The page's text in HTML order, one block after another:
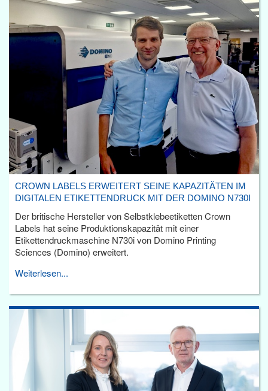
CROWN LABELS ERWEITERT SEINE KAPAZITÄTEN IM
DIGITALEN ETIKETTENDRUCK MIT DER DOMINO N730I
Der britische Hersteller von Selbstklebeetiketten Crown
Labels hat seine Produktionskapazität mit einer
Etikettendruckmaschine N730i von Domino Printing
Sciences (Domino) erweitert.
Weiterlesen...